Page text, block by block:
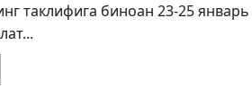
таклифига биноан 23-25 январь